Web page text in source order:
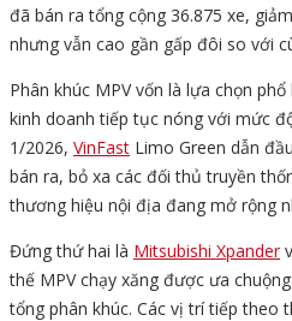
đã bán ra tổng cộng 36.875 xe,
nhưng vẫn cao gần gấp đôi so với
Phân khúc MPV vốn là lựa chọn
kinh doanh tiếp tục nóng với mức
1/2026, VinFast Limo Green dẫn
bán ra, bỏ xa các đối thủ truyền
thương hiệu nội địa đang mở rộng
Đứng thứ hai là Mitsubishi Xpander
thế MPV chạy xăng được ưa
tổng phân khúc. Các vị trí tiếp theo